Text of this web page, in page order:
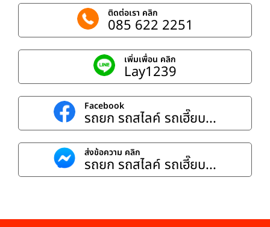
ติดต่อเรา คลิก
085 622 2251
เพิ่มเพื่อน คลิก
Lay1239
Facebook
รถยก รถสไลค์ รถเฮี๊ยบ...
ส่งข้อความ คลิก
รถยก รถสไลค์ รถเฮี๊ยบ...